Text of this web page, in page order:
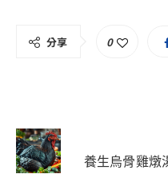
分享 0
養生烏骨雞燉